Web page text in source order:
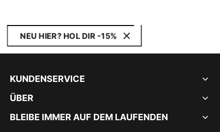
NEU HIER? HOL DIR -15%
KUNDENSERVICE
ÜBER
BLEIBE IMMER AUF DEM LAUFENDEN